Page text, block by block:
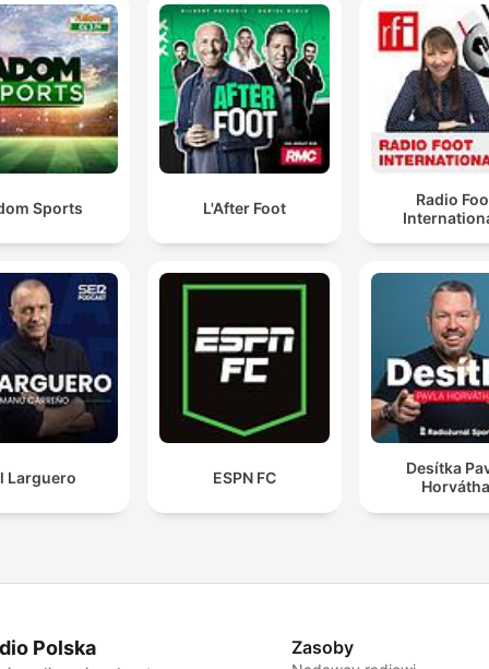
Sports L'After Foot
Radio
Larguero ESPN FC
Desítka
Horvátha
Polska Zasoby